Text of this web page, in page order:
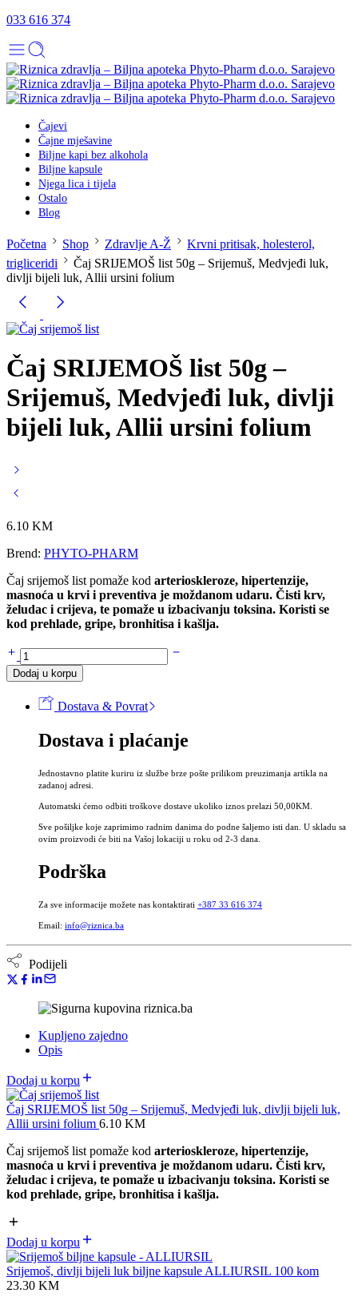
033 616 374
Čajevi
Čajne mješavine
Biljne kapi bez alkohola
Biljne kapsule
Njega lica i tijela
Ostalo
Blog
Početna Shop Zdravlje A-Ž
Krvni pritisak, holesterol,
trigliceridi
Čaj SRIJEMOŠ list 50g – Srijemuš, Medvjeđi luk,
divlji bijeli luk, Allii ursini folium
Čaj SRIJEMOŠ list 50g –
Srijemuš, Medvjeđi luk, divlji
bijeli luk, Allii ursini folium
6.10 KM
Brend: PHYTO-PHARM
Čaj srijemoš list pomaže kod arterioskleroze, hipertenzije,
masnoća u krvi i preventiva je moždanom udaru. Čisti krv,
želudac i crijeva, te pomaže u izbacivanju toksina. Koristi se
kod prehlade, gripe, bronhitisa i kašlja.
Čaj
SRIJEMOŠ
list
Medvjeđi
Dodaj u korpu
Dostava & Povrat
Dostava i plaćanje
Jednostavno platite kuriru iz službe brze pošte prilikom preuzimanja artikla na
zadanoj adresi.
Automatski ćemo odbiti troškove dostave ukoliko iznos prelazi 50,00KM.
Sve pošiljke koje zaprimimo radnim danima do podne šaljemo isti dan. U skladu sa
ovim proizvodi će biti na Vašoj lokaciji u roku od 2-3 dana.
Podrška
Za sve informacije možete nas kontaktirati +387 33 616 374
Email: info@riznica.ba
Podijeli
Kupljeno zajedno
Opis
Dodaj u korpu
Čaj SRIJEMOŠ list 50g – Srijemuš, Medvjeđi luk, divlji bijeli luk,
Allii ursini folium 6.10 KM
Čaj srijemoš list pomaže kod arterioskleroze, hipertenzije,
masnoća u krvi i preventiva je moždanom udaru. Čisti krv,
želudac i crijeva, te pomaže u izbacivanju toksina. Koristi se
kod prehlade, gripe, bronhitisa i kašlja.
Dodaj u korpu
Srijemoš, divlji bijeli luk biljne kapsule ALLIURSIL 100 kom
23.30 KM